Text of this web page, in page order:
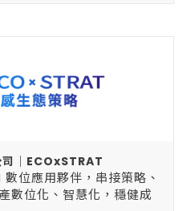
｜ECOxSTRAT
位應用夥伴，串接策略、
數位化、智慧化，穩健成